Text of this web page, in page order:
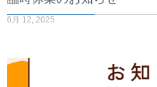
6月 12, 2025